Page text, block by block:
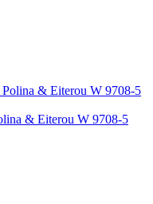
& Eiterou W 9708-5